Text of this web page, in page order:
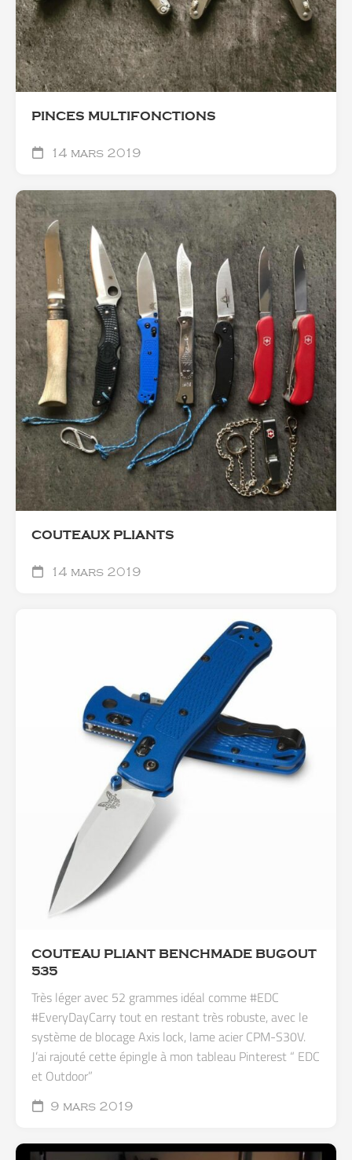
PINCES MULTIFONCTIONS
14 mars 2019
COUTEAUX PLIANTS
14 mars 2019
COUTEAU PLIANT BENCHMADE BUGOUT
535
Très léger avec 52 grammes idéal comme #EDC
#EveryDayCarry tout en restant très robuste, avec le
système de blocage Axis lock, lame acier CPM-S30V.
J’ai rajouté cette épingle à mon tableau Pinterest “ EDC
et Outdoor”
9 mars 2019